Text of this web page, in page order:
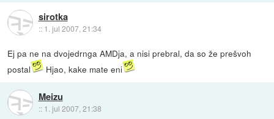
sirotka
:: 1. jul 2007, 21:34
Ej pa ne na dvojedrnga AMDja, a nisi prebral, da so že prešvoh
postal
Hjao, kake mate eni
Meizu
:: 1. jul 2007, 21:38